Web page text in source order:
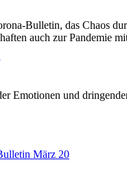
Bulletin, das Chaos
auch zur Pandemie
Emotionen und
März 20